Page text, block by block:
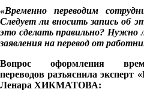
«Временно переводим
Следует ли вносить запись об
это сделать правильно? Нужно
заявления на перевод от
Вопрос оформления
переводов разъяснила эксперт
Ленара ХИКМАТОВА: